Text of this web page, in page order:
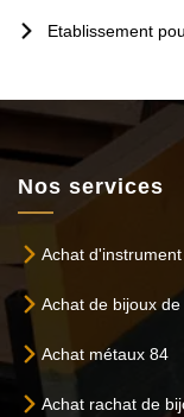
Etablissement
Nos services
Achat
Achat de bijoux
Achat métaux 84
Achat rachat de